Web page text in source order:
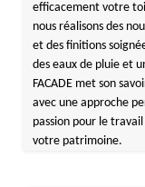
efficacement votre
nous réalisons des
et des finitions
des eaux de pluie et
FACADE met son
avec une approche
passion pour le
votre patrimoine.